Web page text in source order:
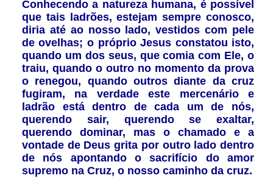
Conhecendo a natureza humana, é possível
que tais ladrões, estejam sempre conosco,
diria até ao nosso lado, vestidos com pele
de ovelhas; o próprio Jesus constatou isto,
quando um dos seus, que comia com Ele, o
traiu, quando o outro no momento da prova
o renegou, quando outros diante da cruz
fugiram, na verdade este mercenário e
ladrão está dentro de cada um de nós,
querendo sair, querendo se exaltar,
querendo dominar, mas o chamado e a
vontade de Deus grita por outro lado dentro
de nós apontando o sacrifício do amor
supremo na Cruz, o nosso caminho da cruz.